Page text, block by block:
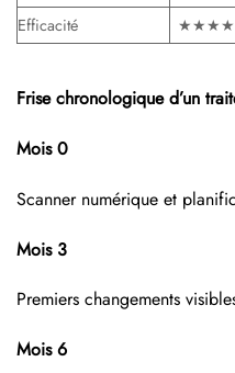
Efficacité
Frise chronologique d’un
Mois 0
Scanner numérique et
Mois 3
Premiers changements
Mois 6